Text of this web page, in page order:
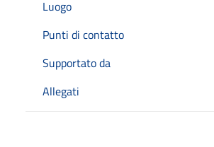
Luogo
Punti di contatto
Supportato da
Allegati